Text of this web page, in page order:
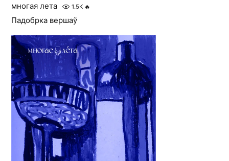
многая лета 1.5K 🔥
Падобрка вершаў